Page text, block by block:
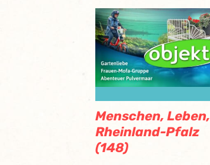
Menschen, Leben,
Rheinland-Pfalz
(148)